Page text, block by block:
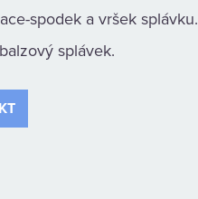
spodek a vršek splávku.
splávek.